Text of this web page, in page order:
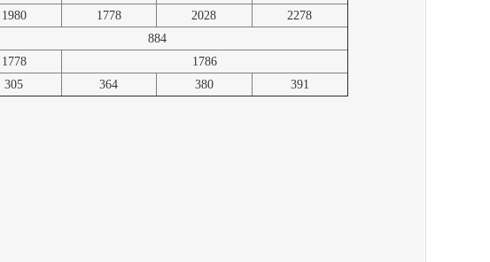
1980 1778 2028
2278
884
1778
1786
305 364 380 391